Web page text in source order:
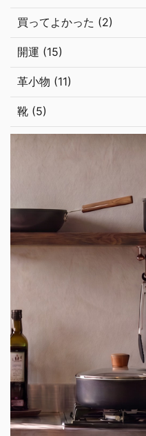
買ってよかった (2)
開運 (15)
革小物 (11)
靴 (5)